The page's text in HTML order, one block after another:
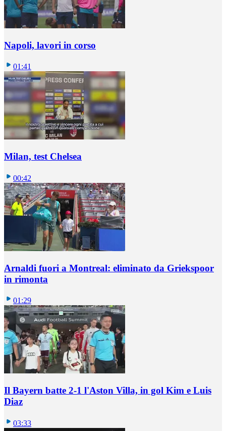
Napoli, lavori in corso
01:41
Milan, test Chelsea
00:42
Arnaldi fuori a Montreal: eliminato da Griekspoor
in rimonta
01:29
Il Bayern batte 2-1 l'Aston Villa, in gol Kim e Luis
Diaz
03:33